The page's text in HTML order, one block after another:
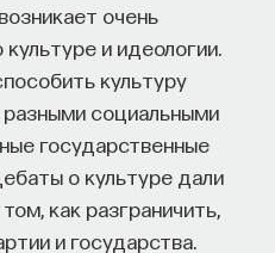
очень
и идеологии.
культуру
разными социальными
государственные
о культуре дали
как разграничить,
и государства.
негативной
чтобы думать, как
мы отказываемся
Ведя себя
прошлого
сравнивать нашу
и более
в которых